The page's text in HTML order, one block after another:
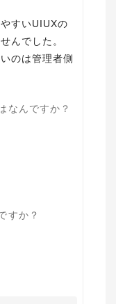
すいUIUXの
んでした。
のは管理者側
なんですか？
すか？